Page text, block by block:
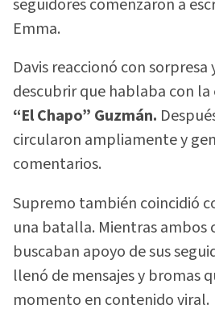
seguidores comenzaron a
Emma.
Davis reaccionó con sorpresa
descubrir que hablaba con la
“El Chapo” Guzmán.
circularon ampliamente y
comentarios.
Supremo también coincidió
una batalla. Mientras ambos
buscaban apoyo de sus
llenó de mensajes y bromas
momento en contenido viral.